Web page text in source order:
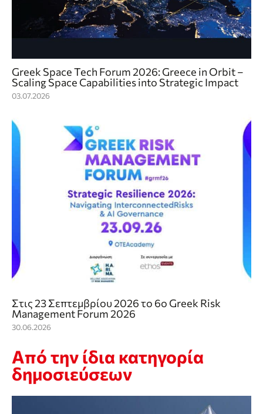
Greek Space Tech Forum 2026: Greece in Orbit –
Scaling Space Capabilities into Strategic Impact
03.07.2026
Στις 23 Σεπτεμβρίου 2026 το 6o Greek Risk
Management Forum 2026
30.06.2026
Από την ίδια κατηγορία
δημοσιεύσεων